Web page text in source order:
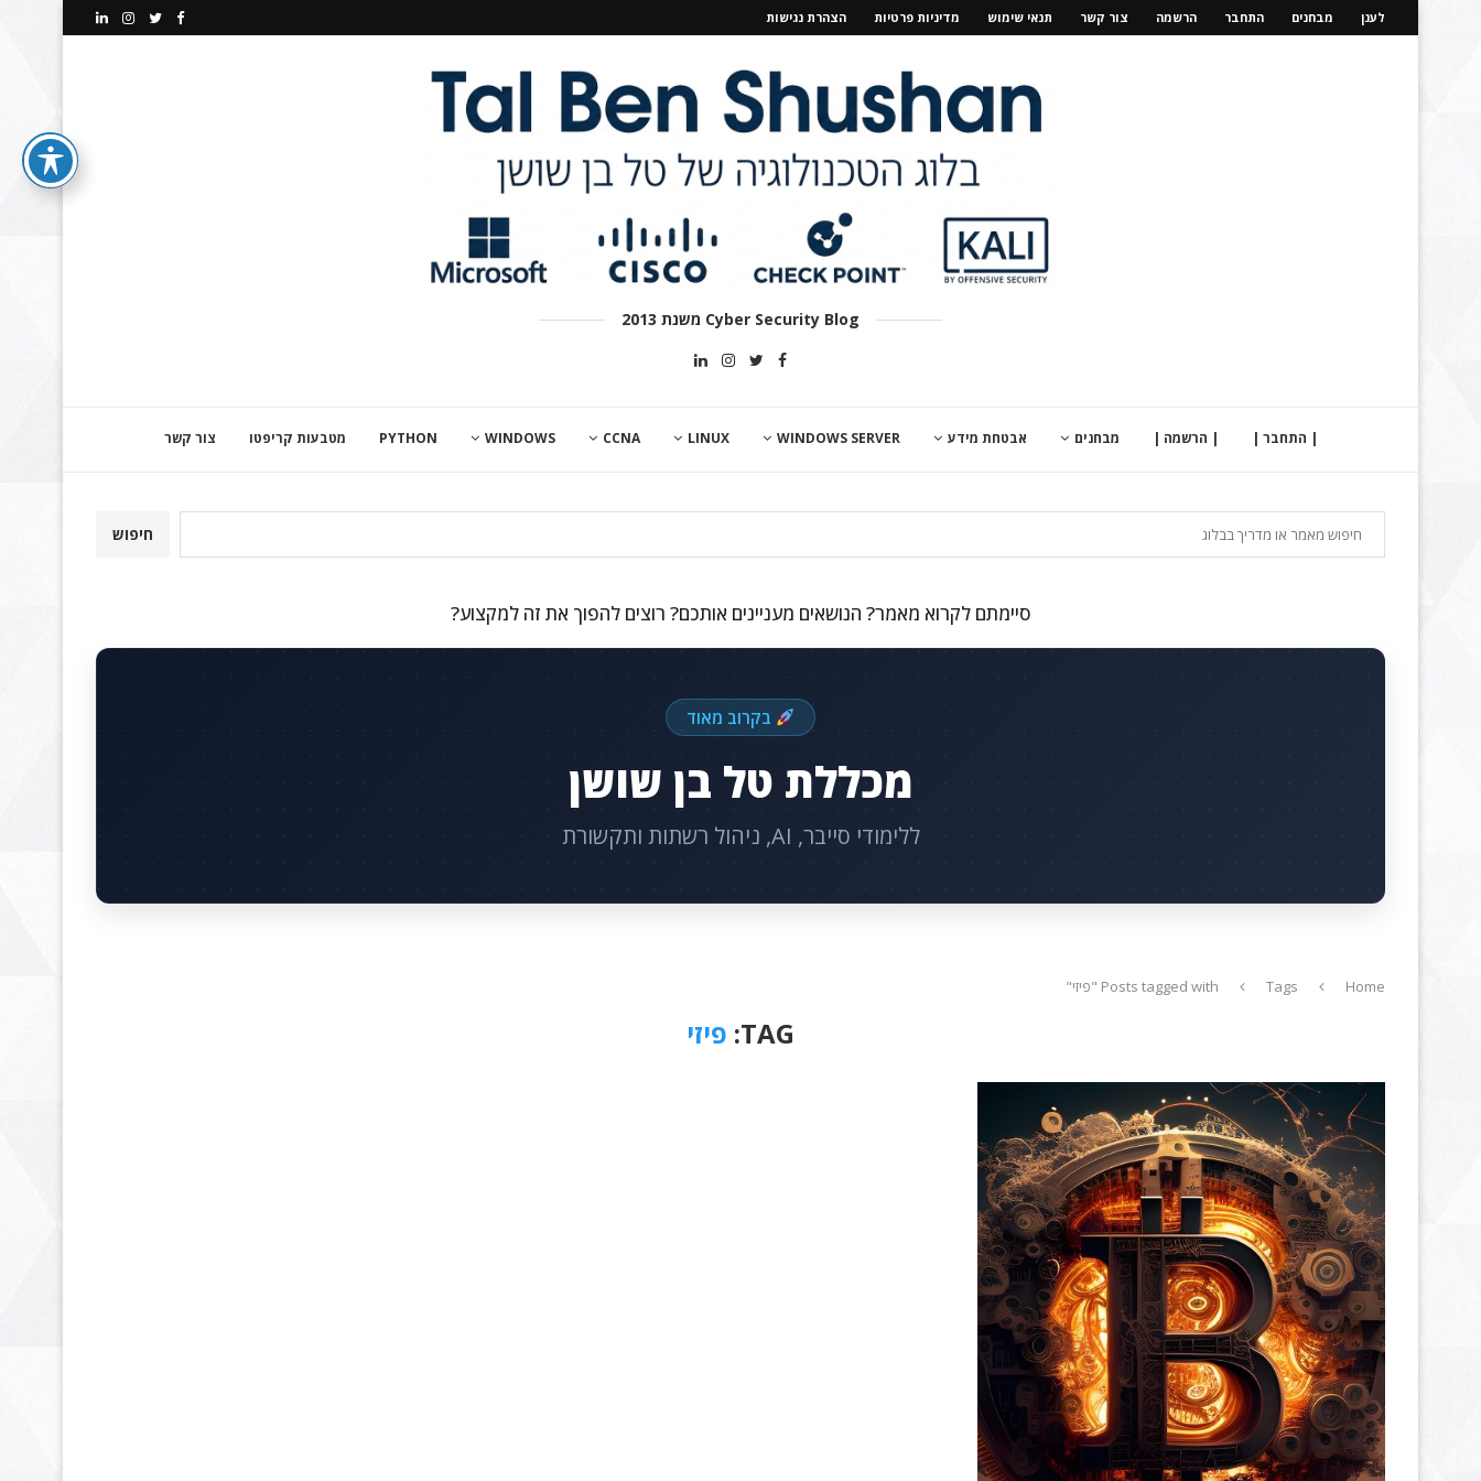
לענן מבחנים התחבר הרשמה צור קשר תנאי שימוש מדיניות פרטיות הצהרת נגישות
Cyber Security Blog משנת 2013
| התחבר | | הרשמה | מבחנים אבטחת מידע WINDOWS SERVER
LINUX
CCNA
WINDOWS
PYTHON מטבעות קריפטו צור קשר
חיפוש
סיימתם לקרוא מאמר? הנושאים מעניינים אותכם? רוצים להפוך את זה למקצוע?
בקרוב מאוד
מכללת טל בן שושן
ללימודי סייבר, AI, ניהול רשתות ותקשורת
Home
Tags Posts tagged with "פיזי"
TAG: פיזי